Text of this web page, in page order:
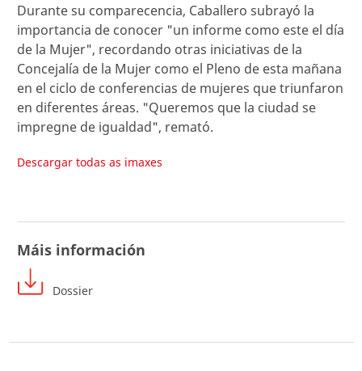
Durante su comparecencia, Caballero subrayó la
importancia de conocer "un informe como este el día
de la Mujer", recordando otras iniciativas de la
Concejalía de la Mujer como el Pleno de esta mañana
en el ciclo de conferencias de mujeres que triunfaron
en diferentes áreas. "Queremos que la ciudad se
impregne de igualdad", remató.
Descargar todas as imaxes
Máis información
Dossier